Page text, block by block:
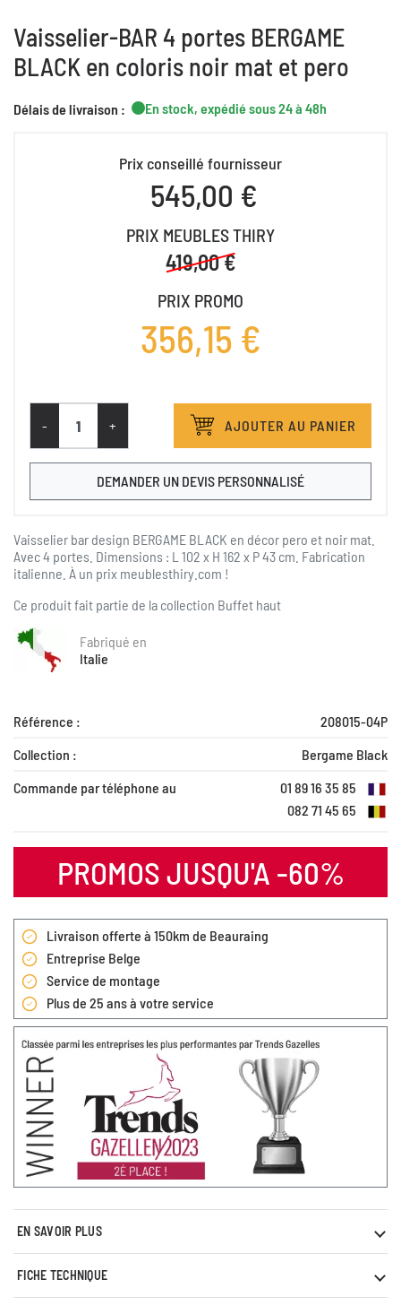
Vaisselier-BAR 4 portes BERGAME
BLACK en coloris noir mat et pero
Délais de livraison : En stock, expédié sous 24 à 48h
Prix conseillé fournisseur
545,00 €
PRIX MEUBLES THIRY
419,00 €
PRIX PROMO
356,15 €
- + AJOUTER AU PANIER
DEMANDER UN DEVIS PERSONNALISÉ
Vaisselier bar design BERGAME BLACK en décor pero et noir mat.
Avec 4 portes. Dimensions : L 102 x H 162 x P 43 cm. Fabrication
italienne. À un prix meublesthiry.com !
Ce produit fait partie de la collection Buffet haut
Fabriqué en
Italie
Référence :
208015-04P
Collection :
Bergame Black
Commande par téléphone au
01 89 16 35 85
082 71 45 65
PROMOS JUSQU'A -60%
Livraison offerte à 150km de Beauraing
Entreprise Belge
Service de montage
Plus de 25 ans à votre service
EN SAVOIR PLUS
FICHE TECHNIQUE